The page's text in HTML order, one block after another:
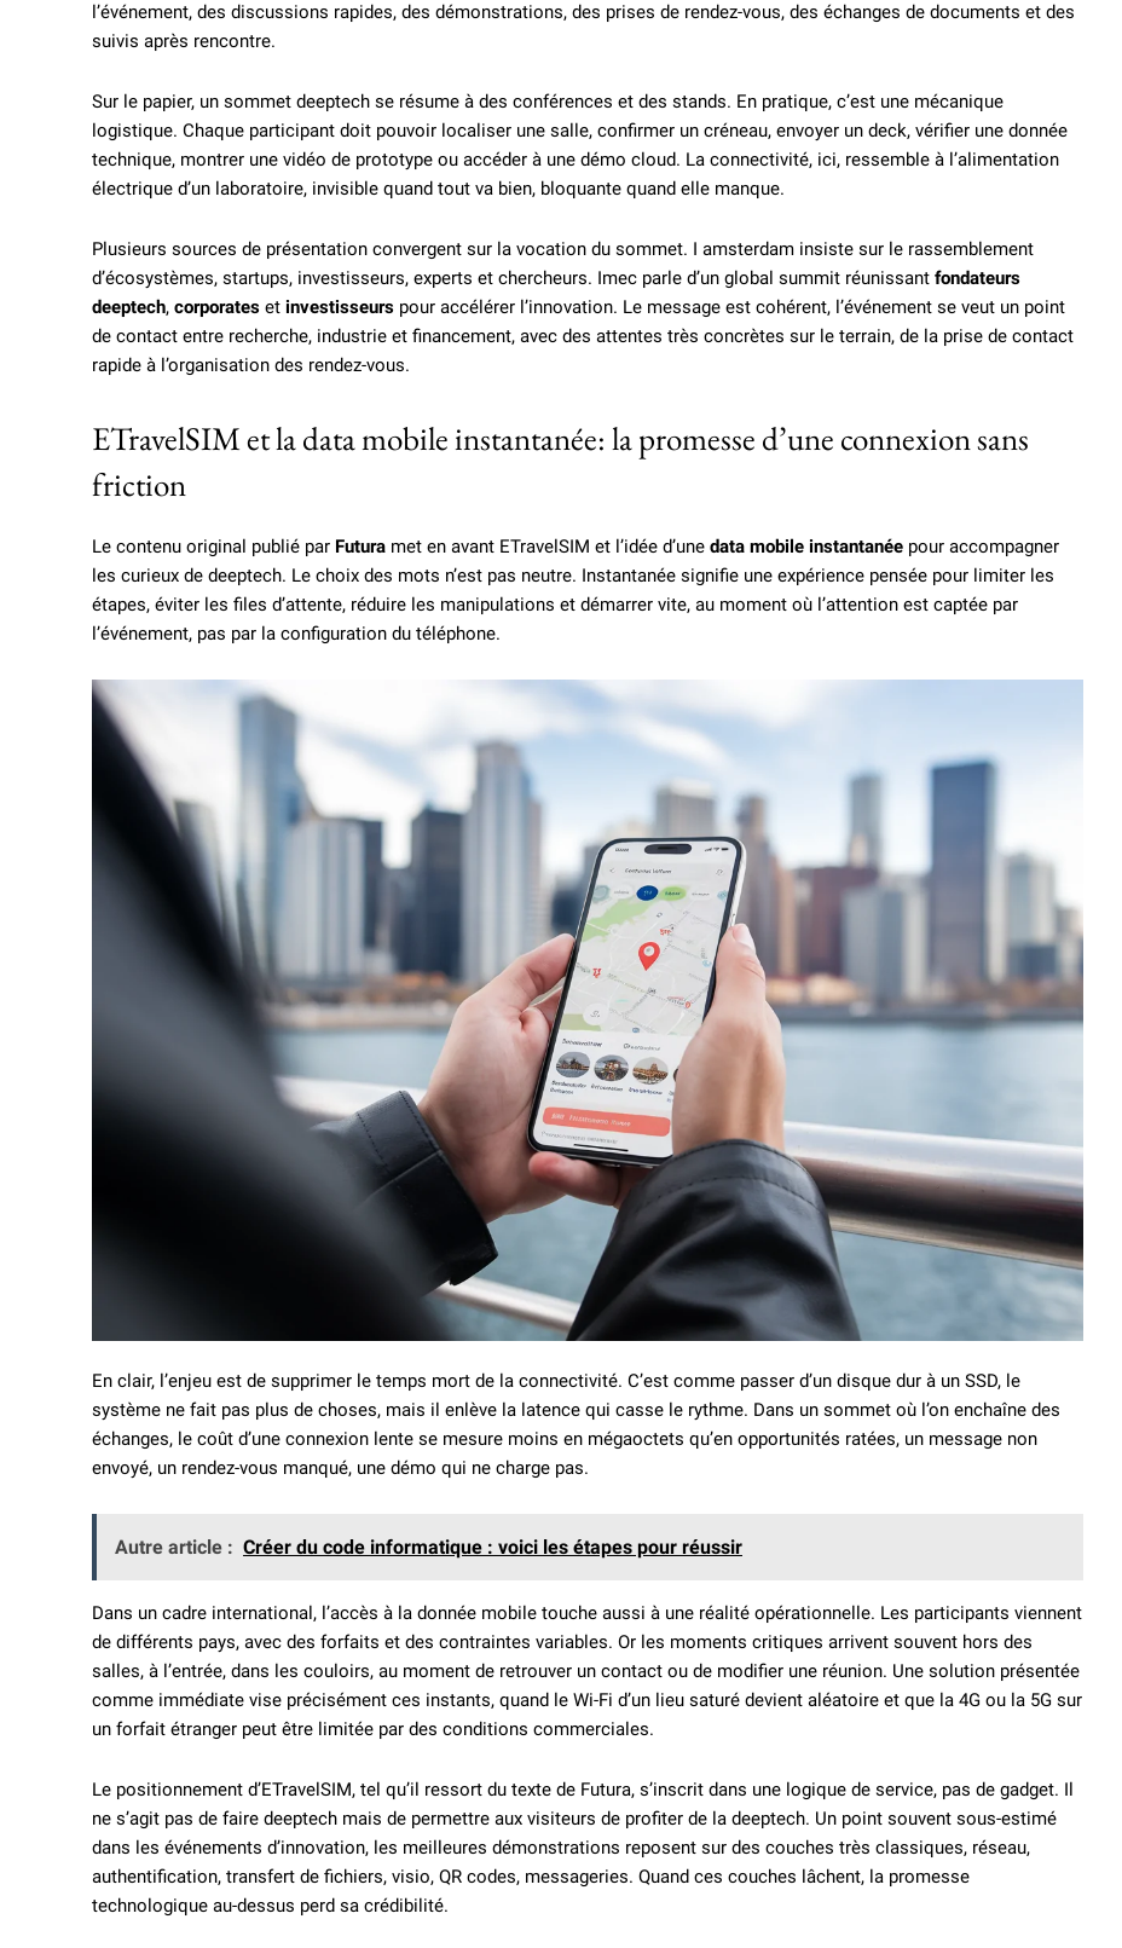
l’événement, des discussions rapides, des démonstrations, des prises de rendez-vous, des échanges de documents et des
suivis après rencontre.
Sur le papier, un sommet deeptech se résume à des conférences et des stands. En pratique, c’est une mécanique
logistique. Chaque participant doit pouvoir localiser une salle, confirmer un créneau, envoyer un deck, vérifier une donnée
technique, montrer une vidéo de prototype ou accéder à une démo cloud. La connectivité, ici, ressemble à l’alimentation
électrique d’un laboratoire, invisible quand tout va bien, bloquante quand elle manque.
Plusieurs sources de présentation convergent sur la vocation du sommet. I amsterdam insiste sur le rassemblement
d’écosystèmes, startups, investisseurs, experts et chercheurs. Imec parle d’un global summit réunissant fondateurs
deeptech, corporates et investisseurs pour accélérer l’innovation. Le message est cohérent, l’événement se veut un point
de contact entre recherche, industrie et financement, avec des attentes très concrètes sur le terrain, de la prise de contact
rapide à l’organisation des rendez-vous.
ETravelSIM et la data mobile instantanée: la promesse d’une connexion sans
friction
Le contenu original publié par Futura met en avant ETravelSIM et l’idée d’une data mobile instantanée pour accompagner
les curieux de deeptech. Le choix des mots n’est pas neutre. Instantanée signifie une expérience pensée pour limiter les
étapes, éviter les files d’attente, réduire les manipulations et démarrer vite, au moment où l’attention est captée par
l’événement, pas par la configuration du téléphone.
En clair, l’enjeu est de supprimer le temps mort de la connectivité. C’est comme passer d’un disque dur à un SSD, le
système ne fait pas plus de choses, mais il enlève la latence qui casse le rythme. Dans un sommet où l’on enchaîne des
échanges, le coût d’une connexion lente se mesure moins en mégaoctets qu’en opportunités ratées, un message non
envoyé, un rendez-vous manqué, une démo qui ne charge pas.
Autre article : Créer du code informatique : voici les étapes pour réussir
Dans un cadre international, l’accès à la donnée mobile touche aussi à une réalité opérationnelle. Les participants viennent
de différents pays, avec des forfaits et des contraintes variables. Or les moments critiques arrivent souvent hors des
salles, à l’entrée, dans les couloirs, au moment de retrouver un contact ou de modifier une réunion. Une solution présentée
comme immédiate vise précisément ces instants, quand le Wi-Fi d’un lieu saturé devient aléatoire et que la 4G ou la 5G sur
un forfait étranger peut être limitée par des conditions commerciales.
Le positionnement d’ETravelSIM, tel qu’il ressort du texte de Futura, s’inscrit dans une logique de service, pas de gadget. Il
ne s’agit pas de faire deeptech mais de permettre aux visiteurs de profiter de la deeptech. Un point souvent sous-estimé
dans les événements d’innovation, les meilleures démonstrations reposent sur des couches très classiques, réseau,
authentification, transfert de fichiers, visio, QR codes, messageries. Quand ces couches lâchent, la promesse
technologique au-dessus perd sa crédibilité.